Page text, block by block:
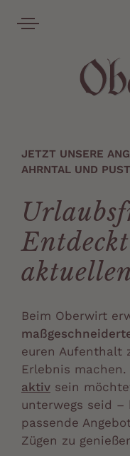
JETZT UNSERE
AHRNTAL UND
Beim Oberwirt
euren Aufenthalt
Erlebnis
aktiv sein
unterwegs seid
passende
Zügen zu